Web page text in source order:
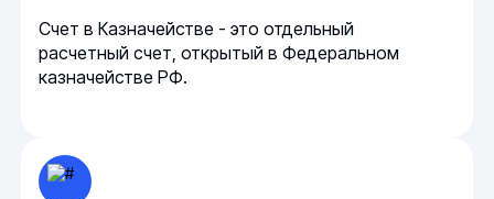
Счет в Казначействе - это отдельный
расчетный счет, открытый в Федеральном
казначействе РФ.